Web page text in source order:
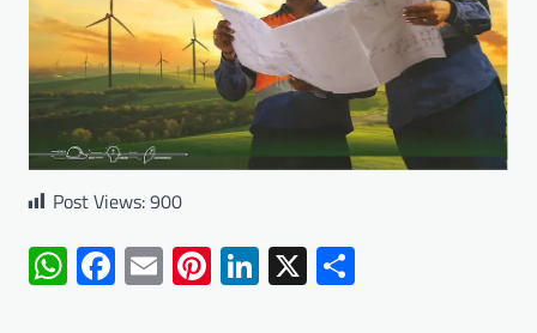
Post Views:900
WhatsApp
Facebook
EmailPinterest
LinkedIn
X